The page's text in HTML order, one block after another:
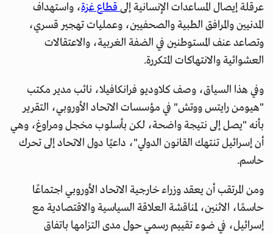
عرقلة إيصال المساعدات الإنسانية إلىقطاع غزة، واستهداف
المدنيين والمرافق الطبية والصحفيين، وعمليات تهجير قسري،
وتصاعد عنف المستوطنين في الضفة الغربية، والاعتقالات
العشوائية والانتهاكات المتكررة.
وفي هذا السياق، وصف كلاوديو فرانكافيلا، نائب مدير مكتب
"هيومن رايتس ووتش" في مؤسسات الاتحاد الأوروبي، التقرير
بأنه "يصل إلى نتيجة واضحة، لكن بأسلوب مخجل ومراوغ، وهي
أن إسرائيل تنتهك القانون الدولي"، داعيًا دول الاتحاد إلى تحرك
حاسم.
ومن المرتقب أن يعقد وزراء خارجية الاتحاد الأوروبي اجتماعًا
حاسمًا، الاثنين، لمناقشة العلاقة السياسية والاقتصادية مع
إسرائيل، في ضوء تقييم رسمي حول مدى التزامها باتفاق